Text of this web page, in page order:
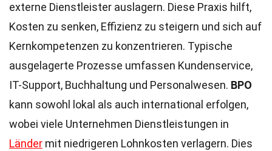
externe Dienstleister auslagern. Diese Praxis hilft,
Kosten zu senken, Effizienz zu steigern und sich auf
Kernkompetenzen zu konzentrieren. Typische
ausgelagerte Prozesse umfassen Kundenservice,
IT-Support, Buchhaltung und Personalwesen. BPO
kann sowohl lokal als auch international erfolgen,
wobei viele Unternehmen Dienstleistungen in
Länder mit niedrigeren Lohnkosten verlagern. Dies